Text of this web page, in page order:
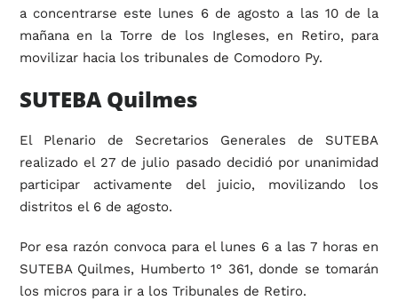
a concentrarse este lunes 6 de agosto a las 10 de la
mañana en la Torre de los Ingleses, en Retiro, para
movilizar hacia los tribunales de Comodoro Py.
SUTEBA Quilmes
El Plenario de Secretarios Generales de SUTEBA
realizado el 27 de julio pasado decidió por unanimidad
participar activamente del juicio, movilizando los
distritos el 6 de agosto.
Por esa razón convoca para el lunes 6 a las 7 horas en
SUTEBA Quilmes, Humberto 1° 361, donde se tomarán
los micros para ir a los Tribunales de Retiro.